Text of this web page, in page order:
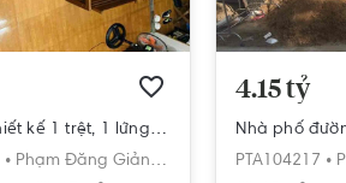
Tân, Hồ Chí Minh
Nhà phố thiết kế 1 trệt, 1 lửng diện tích 67m2, cửa hướng Đông Nam.
Phạm Đăng Giảng, Bình Hưng Hòa, Bình
4.15 tỷ
PTA104217 •